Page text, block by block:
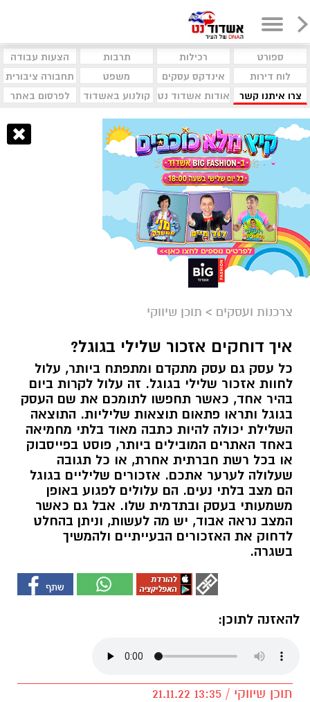
ספורט רכילות תרבות
הצעות עבודה
לוח דירות
אינדקס עסקים משפט
תחבורה ציבורית
צרו איתנו קשר
אודות אשדוד נט קולנוע באשדוד לפרסום באתר
צרכנות ועסקים > תוכן שיווקי
איך דוחקים אזכור שלילי בגוגל?
כל עסק גם עסק מתקדם ומתפתח ביותר, עלול
לחוות אזכור שלילי בגוגל. זה עלול לקרות ביום
בהיר אחד, כאשר תחפשו לתומכם את שם העסק
בגוגל ותראו פתאום תוצאות שליליות. התוצאה
השלילת יכולה להיות כתבה מאוד בלתי מחמיאה
באחד האתרים המובילים ביותר, פוסט בפייסבוק
או בכל רשת חברתית אחרת, או כל תגובה
שעלולה לערער אתכם. אזכורים שליליים בגוגל
הם מצב בלתי נעים. הם עלולים לפגוע באופן
משמעותי בעסק ובתדמית שלו. אבל גם כאשר
המצב נראה אבוד, יש מה לעשות, וניתן בהחלט
לדחוק את האזכורים הבעייתיים ולהמשיך
בשגרה.
להאזנה לתוכן:
תוכן שיווקי / 13:35 21.11.22